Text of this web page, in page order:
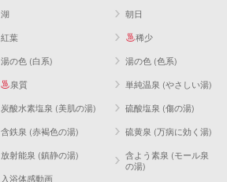
湖
朝日
紅葉
稀少
湯の色 (白系)
湯の色 (色系)
泉質
単純温泉 (やさしい湯)
炭酸水素塩泉 (美肌の湯)
硫酸塩泉 (傷の湯)
含鉄泉 (赤褐色の湯)
硫黄泉 (万病に効く湯)
放射能泉 (鎮静の湯)
含よう素泉 (モール泉
の湯)
入浴体感動画